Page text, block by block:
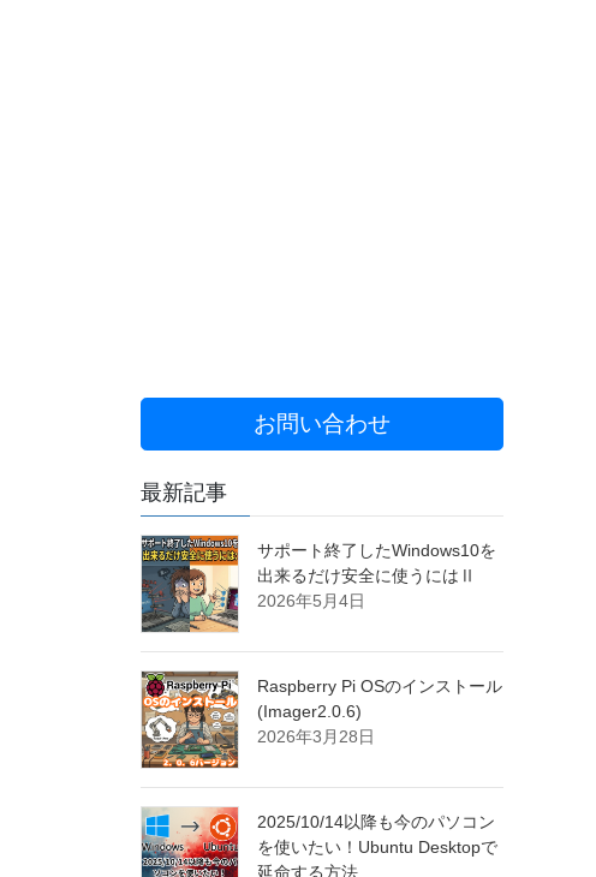
お問い合わせ
最新記事
サポート終了したWindows10を
出来るだけ安全に使うにはⅡ
2026年5月4日
Raspberry Pi OSのインストール
(Imager2.0.6)
2026年3月28日
2025/10/14以降も今のパソコン
を使いたい！Ubuntu Desktopで
延命する方法